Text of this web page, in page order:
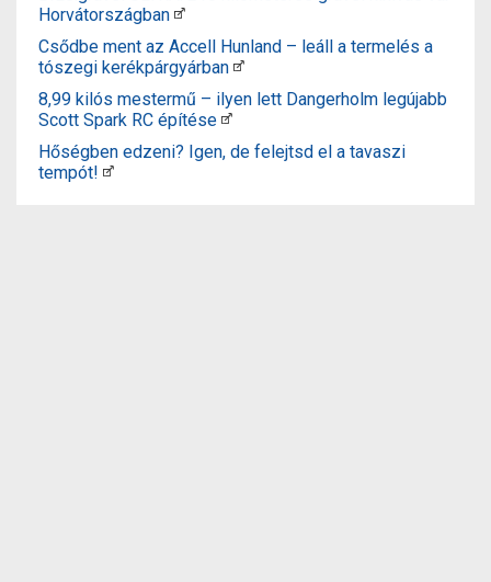
Horvátországban
Csődbe ment az Accell Hunland – leáll a termelés a
tószegi kerékpárgyárban
8,99 kilós mestermű – ilyen lett Dangerholm legújabb
Scott Spark RC építése
Hőségben edzeni? Igen, de felejtsd el a tavaszi
tempót!